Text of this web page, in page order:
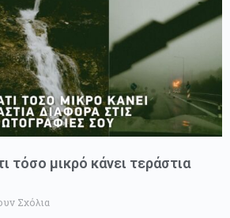
τόσο μικρό κάνει τεράστια
Σχόλια